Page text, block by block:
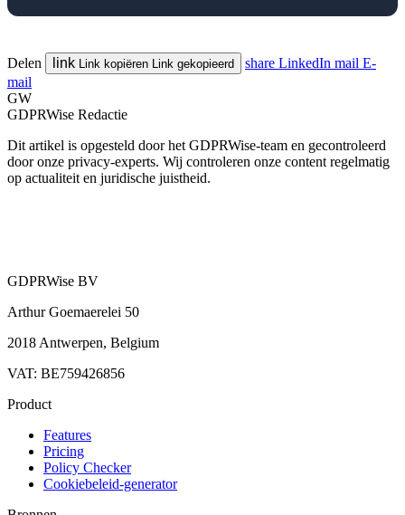
Delen link Link kopiëren Link gekopieerd share LinkedIn mail E-
mail
GW
GDPRWise Redactie
Dit artikel is opgesteld door het GDPRWise-team en gecontroleerd
door onze privacy-experts. Wij controleren onze content regelmatig
op actualiteit en juridische juistheid.
GDPRWise BV
Arthur Goemaerelei 50
2018 Antwerpen, Belgium
VAT: BE759426856
Product
Features
Pricing
Policy Checker
Cookiebeleid-generator